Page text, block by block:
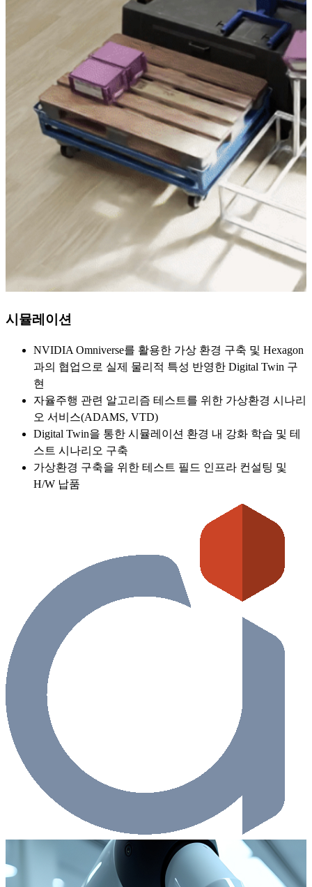
시뮬레이션
NVIDIA Omniverse를 활용한 가상 환경 구축 및 Hexagon
과의 협업으로 실제 물리적 특성 반영한 Digital Twin 구
현
자율주행 관련 알고리즘 테스트를 위한 가상환경 시나리
오 서비스(ADAMS, VTD)
Digital Twin을 통한 시뮬레이션 환경 내 강화 학습 및 테
스트 시나리오 구축
가상환경 구축을 위한 테스트 필드 인프라 컨설팅 및
H/W 납품